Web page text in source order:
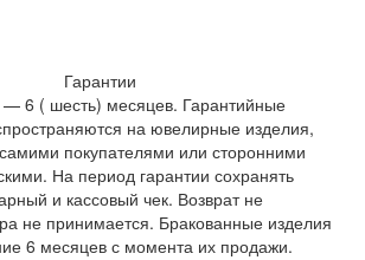
Гарантии
— 6 ( шесть) месяцев. Гарантийные
на ювелирные изделия,
покупателями или сторонними
На период гарантии сохранять
и кассовый чек. Возврат не
не принимается. Бракованные изделия
6 месяцев с момента их продажи.